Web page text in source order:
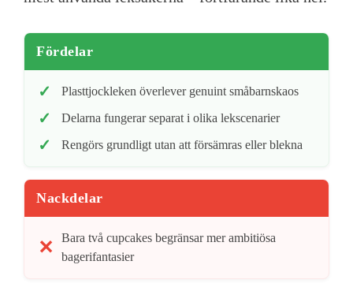
Fördelar
Plasttjockleken överlever genuint småbarnskaos
Delarna fungerar separat i olika lekscenarier
Rengörs grundligt utan att försämras eller blekna
Nackdelar
Bara två cupcakes begränsar mer ambitiösa
bagerifantasier